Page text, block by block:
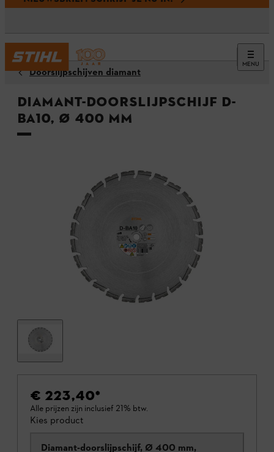
MENU
Doorslijpschijven diamant
Diamant-doorslijpschijf D-
BA10, Ø 400 mm
€ 223,40*
Alle prijzen zijn inclusief 21% btw.
Kies product
Diamant-doorslijpschijf, Ø 400 mm,